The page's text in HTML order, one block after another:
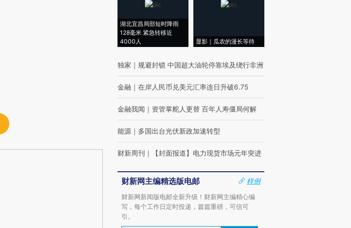
湖北宜昌局部短时降雨
128毫米 紧急转移近
4000人
显影｜瓜农的漫长等待
独家 ｜ 规避封锁 中国超大油轮停靠埃及绕行非洲
金融 ｜ 在岸人民币兑美元汇率连日升破6.75
金融我闻 ｜ 资管掌舵人更替 百年人寿僵局何解
能源 ｜ 多国出台光伏新政加速转型
财新周刊 ｜ 【封面报道】电力现货市场元年突进
财新网主编精选版电邮
样例
财新网新闻版电邮全新升级！财新网主编精心编
写，每个工作日定时投递，篇篇重磅，可信可
引。